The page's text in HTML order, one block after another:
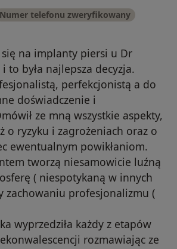
Numer telefonu zweryfikowany
się na implanty piersi u Dr
to była najlepsza decyzja.
perfekcjonistą a do
doświadczenie i
ze mną wszystkie aspekty,
o ryzyku i zagrożeniach oraz o
ewentualnym powikłaniom.
tworzą niesamowicie luźną
( niespotykaną w innych
zachowaniu profesjonalizmu (
wyprzedziła każdy z etapów
rozmawiając ze